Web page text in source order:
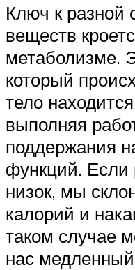
Ключ к разной
веществ
метаболизме.
который
тело
выполняя
поддержания
функций. Если
низок, мы
калорий и
таком случае
нас